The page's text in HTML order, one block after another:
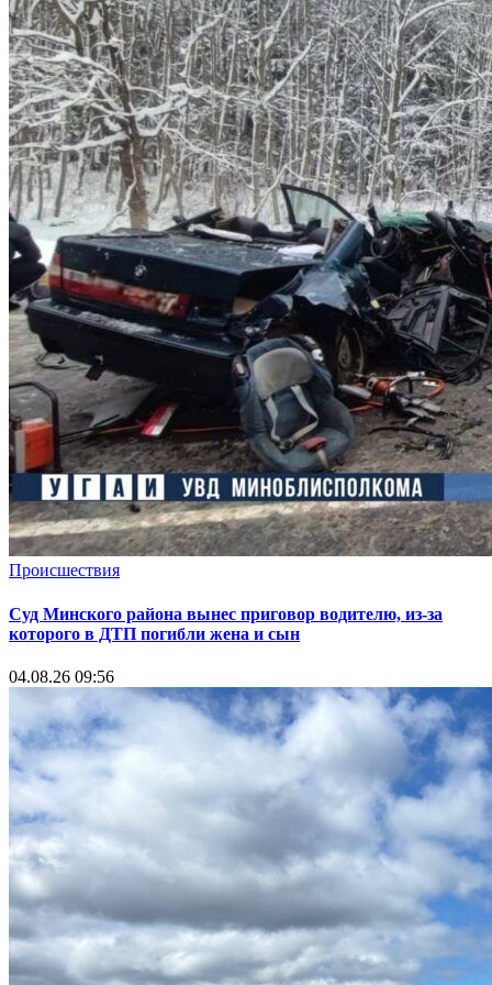
Происшествия
Суд Минского района вынес приговор водителю, из-за
которого в ДТП погибли жена и сын
04.08.26 09:56